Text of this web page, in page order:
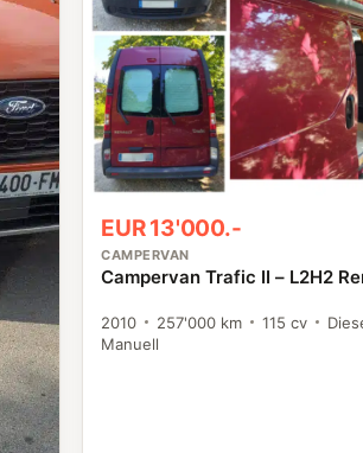
EUR 13'000.-
CAMPERVAN
Campervan Trafic II – L2H2
2010 257'000 km 115 cv
Manuell